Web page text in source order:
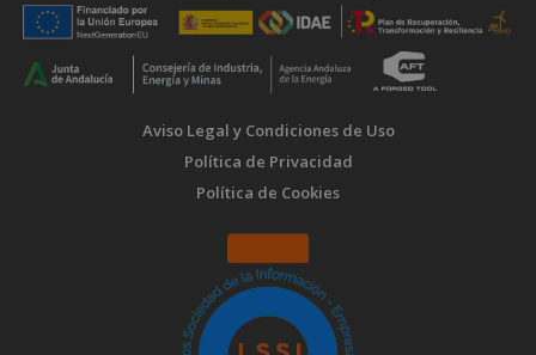
Aviso Legal y Condiciones de Uso
Política de Privacidad
Política de Cookies